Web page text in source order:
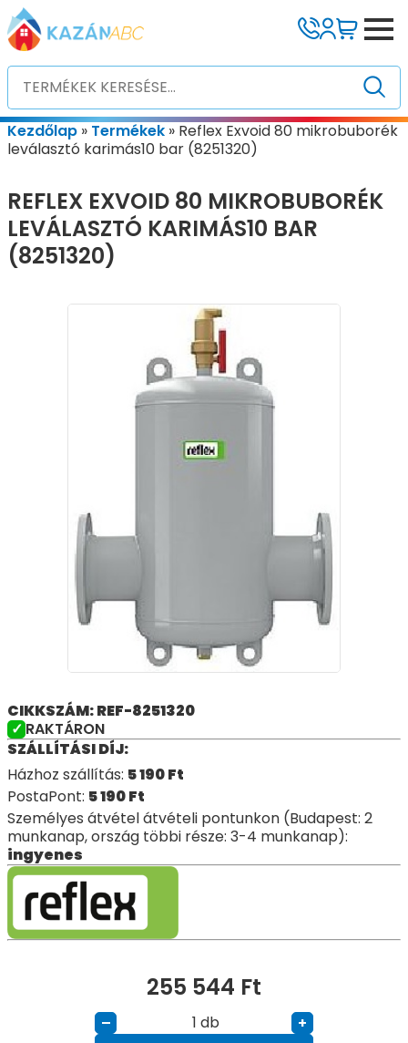
Kezdőlap » Termékek » Reflex Exvoid 80 mikrobuborék
leválasztó karimás10 bar (8251320)
REFLEX EXVOID 80 MIKROBUBORÉK
LEVÁLASZTÓ KARIMÁS10 BAR
(8251320)
CIKKSZÁM: REF-8251320
RAKTÁRON
SZÁLLÍTÁSI DÍJ:
Házhoz szállítás: 5 190Ft
PostaPont: 5 190Ft
Személyes átvétel átvételi pontunkon (Budapest: 2
munkanap, ország többi része: 3-4 munkanap):
ingyenes
255 544 Ft
– db
+